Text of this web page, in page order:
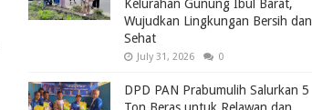
Kelurahan Gunung Ibul Barat,
Wujudkan Lingkungan Bersih dan
Sehat
July 31, 2026 0
DPD PAN Prabumulih Salurkan 5